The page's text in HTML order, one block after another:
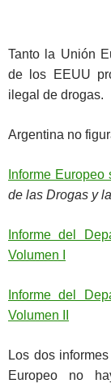
Tanto la Unión
de los EEUU
ilegal de drogas.
Argentina no
Informe
de las Drogas y
Informe del
Volumen I
Informe del
Volumen II
Los dos
Europeo no